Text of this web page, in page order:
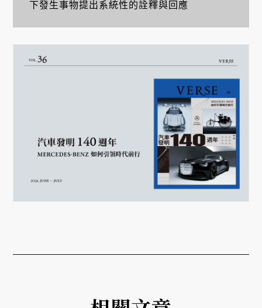
下發生事物提出系統性的詮釋與回應